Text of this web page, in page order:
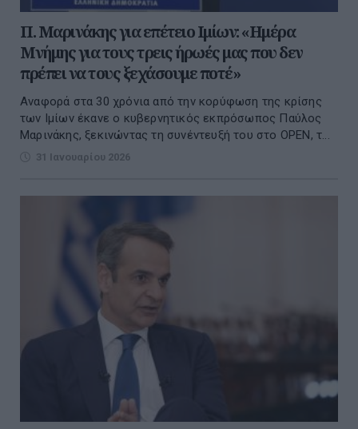
Π. Μαρινάκης για επέτειο Ιμίων: «Ημέρα
Μνήμης για τους τρεις ήρωές μας που δεν
πρέπει να τους ξεχάσουμε ποτέ»
Αναφορά στα 30 χρόνια από την κορύφωση της κρίσης
των Ιμίων έκανε ο κυβερνητικός εκπρόσωπος Παύλος
Μαρινάκης, ξεκινώντας τη συνέντευξή του στο OPEN, τ...
31 Ιανουαρίου 2026